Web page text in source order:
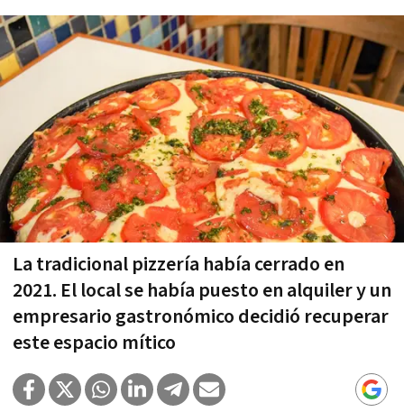
La tradicional pizzería había cerrado en
2021. El local se había puesto en alquiler y un
empresario gastronómico decidió recuperar
este espacio mítico